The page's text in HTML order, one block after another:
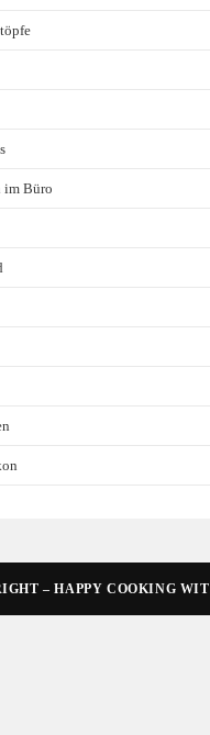
im Büro
– HAPPY COOKING